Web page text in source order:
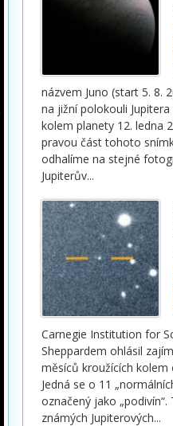
názvem Juno (start 5. 8.
na jižní polokouli
kolem planety 12. ledna
pravou část tohoto
odhalíme na stejné
Jupiterův...
Carnegie Institution for
Sheppardem ohlásil
měsíců kroužících kolem
Jedná se o 11
označený jako
známých Jupiterových...